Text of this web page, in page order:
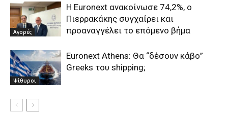
Αγορές
H Euronext ανακοίνωσε 74,2%, ο
Πιερρακάκης συγχαίρει και
προαναγγέλει το επόμενο βήμα
Ψίθυροι
Euronext Athens: Θα “δέσουν κάβο”
Greeks του shipping;